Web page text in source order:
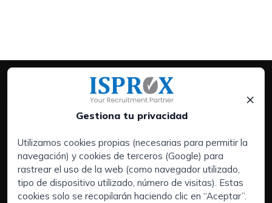
Gestiona tu privacidad
×
Utilizamos cookies propias (necesarias para permitir la
navegación) y cookies de terceros (Google) para
rastrear el uso de la web (como navegador utilizado,
tipo de dispositivo utilizado, número de visitas). Estas
cookies solo se recopilarán haciendo clic en “Aceptar”.
Servicios:
Empresas
Executive Search | Selección de Directivos